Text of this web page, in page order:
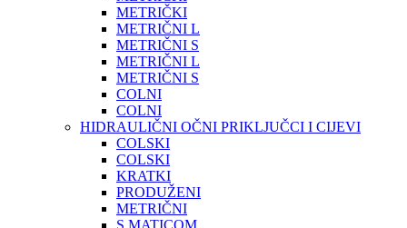
METRIČKI
METRIČNI L
METRIČNI S
METRIČNI L
METRIČNI S
COLNI
COLNI
HIDRAULIČNI OČNI PRIKLJUČCI I CIJEVI
COLSKI
COLSKI
KRATKI
PRODUŽENI
METRIČNI
S MATICOM